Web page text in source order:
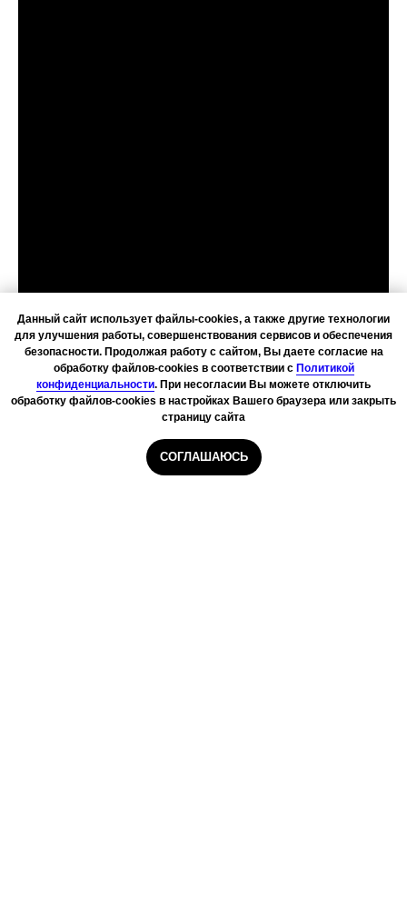
Курьеры Сборщики
Данный сайт использует файлы-cookies, а также другие технологии
для улучшения работы, совершенствования сервисов и обеспечения
безопасности. Продолжая работу с сайтом, Вы даете согласие на
обработку файлов-cookies в соответствии с Политикой
конфиденциальности. При несогласии Вы можете отключить
обработку файлов-cookies в настройках Вашего браузера или закрыть
страницу сайта
СОГЛАШАЮСЬ